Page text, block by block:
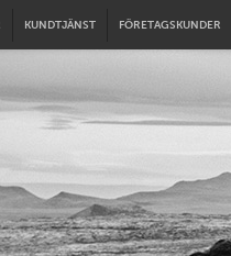
KUNDTJÄNST FÖRETAGSKUNDER